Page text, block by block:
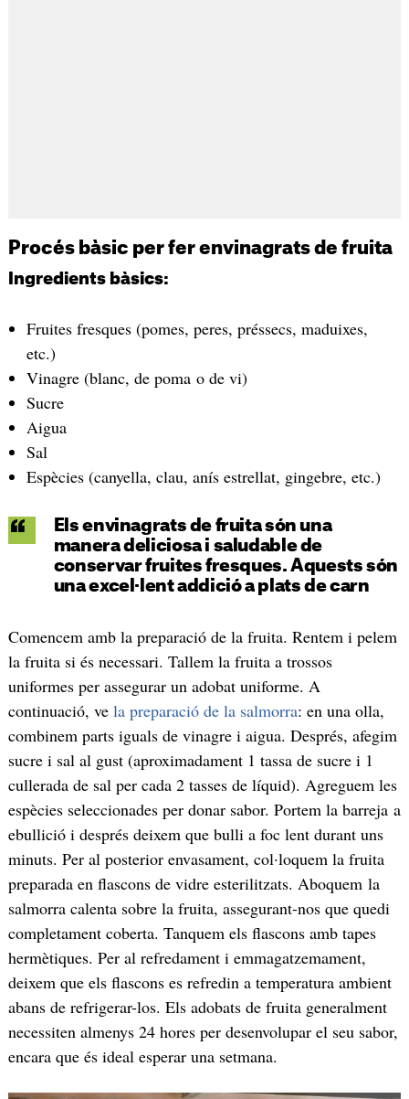
Procés bàsic per fer envinagrats de fruita
Ingredients bàsics:
Fruites fresques (pomes, peres, préssecs, maduixes,
etc.)
Vinagre (blanc, de poma o de vi)
Sucre
Aigua
Sal
Espècies (canyella, clau, anís estrellat, gingebre, etc.)
Els envinagrats de fruita són una
manera deliciosa i saludable de
conservar fruites fresques. Aquests són
una excel·lent addició a plats de carn
Comencem amb la preparació de la fruita. Rentem i pelem
la fruita si és necessari. Tallem la fruita a trossos
uniformes per assegurar un adobat uniforme. A
continuació, ve la preparació de la salmorra: en una olla,
combinem parts iguals de vinagre i aigua. Després, afegim
sucre i sal al gust (aproximadament 1 tassa de sucre i 1
cullerada de sal per cada 2 tasses de líquid). Agreguem les
espècies seleccionades per donar sabor. Portem la barreja a
ebullició i després deixem que bulli a foc lent durant uns
minuts. Per al posterior envasament, col·loquem la fruita
preparada en flascons de vidre esterilitzats. Aboquem la
salmorra calenta sobre la fruita, assegurant-nos que quedi
completament coberta. Tanquem els flascons amb tapes
hermètiques. Per al refredament i emmagatzemament,
deixem que els flascons es refredin a temperatura ambient
abans de refrigerar-los. Els adobats de fruita generalment
necessiten almenys 24 hores per desenvolupar el seu sabor,
encara que és ideal esperar una setmana.